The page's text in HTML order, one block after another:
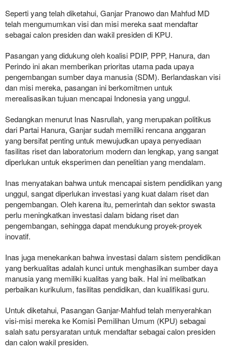
Seperti yang telah diketahui, Ganjar Pranowo dan Mahfud MD
telah mengumumkan visi dan misi mereka saat mendaftar
sebagai calon presiden dan wakil presiden di KPU.
Pasangan yang didukung oleh koalisi PDIP, PPP, Hanura, dan
Perindo ini akan memberikan prioritas utama pada upaya
pengembangan sumber daya manusia (SDM). Berlandaskan visi
dan misi mereka, pasangan ini berkomitmen untuk
merealisasikan tujuan mencapai Indonesia yang unggul.
Sedangkan menurut Inas Nasrullah, yang merupakan politikus
dari Partai Hanura, Ganjar sudah memiliki rencana anggaran
yang bersifat penting untuk mewujudkan upaya penyediaan
fasilitas riset dan laboratorium modern dan lengkap, yang sangat
diperlukan untuk eksperimen dan penelitian yang mendalam.
Inas menyatakan bahwa untuk mencapai sistem pendidikan yang
unggul, sangat diperlukan investasi yang kuat dalam riset dan
pengembangan. Oleh karena itu, pemerintah dan sektor swasta
perlu meningkatkan investasi dalam bidang riset dan
pengembangan, sehingga dapat mendukung proyek-proyek
inovatif.
Inas juga menekankan bahwa investasi dalam sistem pendidikan
yang berkualitas adalah kunci untuk menghasilkan sumber daya
manusia yang memiliki kualitas yang baik. Hal ini melibatkan
perbaikan kurikulum, fasilitas pendidikan, dan kualifikasi guru.
Untuk diketahui, Pasangan Ganjar-Mahfud telah menyerahkan
visi-misi mereka ke Komisi Pemilihan Umum (KPU) sebagai
salah satu persyaratan untuk mendaftar sebagai calon presiden
dan calon wakil presiden.